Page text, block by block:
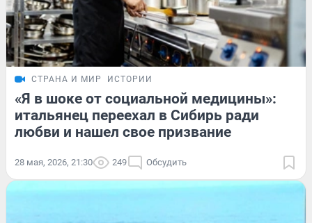
СТРАНА И МИР ИСТОРИИ
«Я в шоке от социальной медицины»:
итальянец переехал в Сибирь ради
любви и нашел свое призвание
28 мая, 2026, 21:30 249 Обсудить